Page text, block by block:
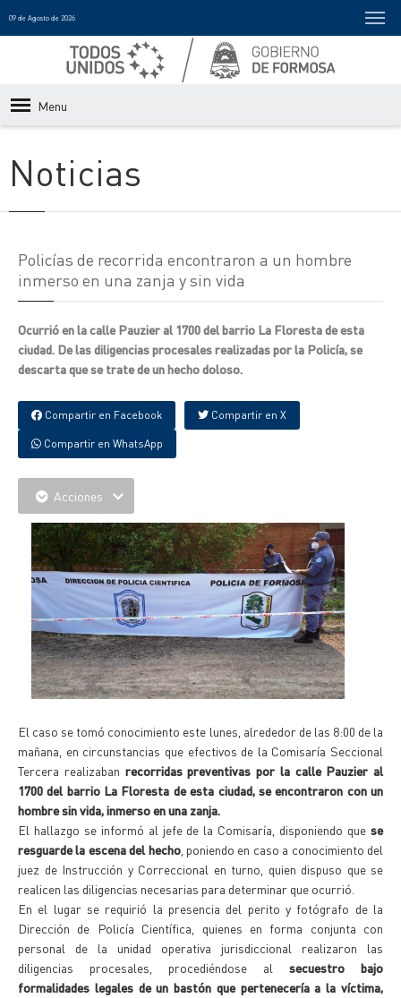
09 de Agosto de 2026
Menu
Noticias
Policías de recorrida encontraron a un hombre
inmerso en una zanja y sin vida
Ocurrió en la calle Pauzier al 1700 del barrio La Floresta de esta
ciudad. De las diligencias procesales realizadas por la Policía, se
descarta que se trate de un hecho doloso.
Compartir en Facebook Compartir en X
Compartir en WhatsApp
Acciones
El caso se tomó conocimiento este lunes, alrededor de las 8:00 de la
mañana, en circunstancias que efectivos de la Comisaría Seccional
Tercera realizaban recorridas preventivas por la calle Pauzier al
1700 del barrio La Floresta de esta ciudad, se encontraron con un
hombre sin vida, inmerso en una zanja.
El hallazgo se informó al jefe de la Comisaría, disponiendo que se
resguarde la escena del hecho, poniendo en caso a conocimiento del
juez de Instrucción y Correccional en turno, quien dispuso que se
realicen las diligencias necesarias para determinar que ocurrió.
En el lugar se requirió la presencia del perito y fotógrafo de la
Dirección de Policía Científica, quienes en forma conjunta con
personal de la unidad operativa jurisdiccional realizaron las
diligencias procesales, procediéndose al secuestro bajo
formalidades legales de un bastón que pertenecería a la víctima,